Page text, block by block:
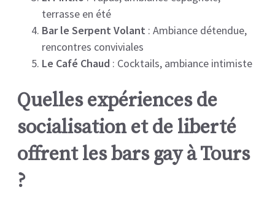
terrasse en été
Bar le Serpent Volant : Ambiance détendue,
rencontres conviviales
Le Café Chaud : Cocktails, ambiance intimiste
Quelles expériences de
socialisation et de liberté
offrent les bars gay à Tours
?